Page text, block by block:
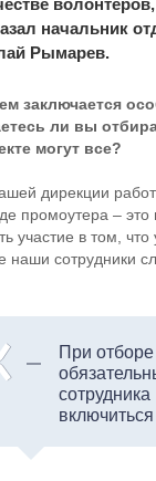
начальник
Рымарев.
заключается
ли вы
могут все?
дирекции
промоутера –
участие в том,
наши сотрудники
При